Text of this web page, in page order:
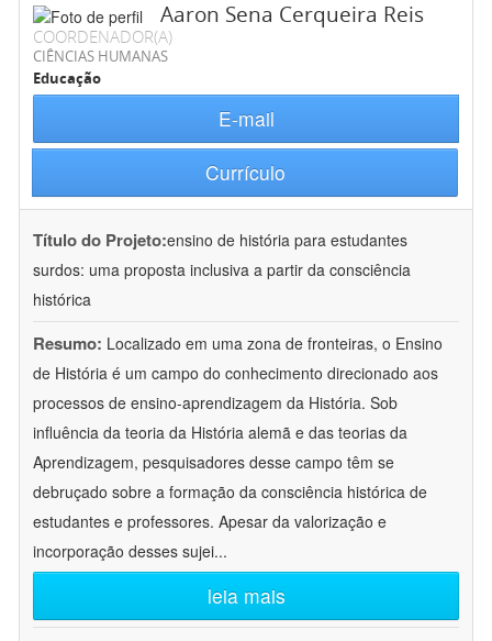
Aaron Sena Cerqueira Reis
COORDENADOR(A)
CIÊNCIAS HUMANAS
Educação
E-mail
Currículo
Título do Projeto:ensino de história para estudantes
surdos: uma proposta inclusiva a partir da consciência
histórica
Resumo: Localizado em uma zona de fronteiras, o Ensino
de História é um campo do conhecimento direcionado aos
processos de ensino-aprendizagem da História. Sob
influência da teoria da História alemã e das teorias da
Aprendizagem, pesquisadores desse campo têm se
debruçado sobre a formação da consciência histórica de
estudantes e professores. Apesar da valorização e
incorporação desses sujei...
leia mais